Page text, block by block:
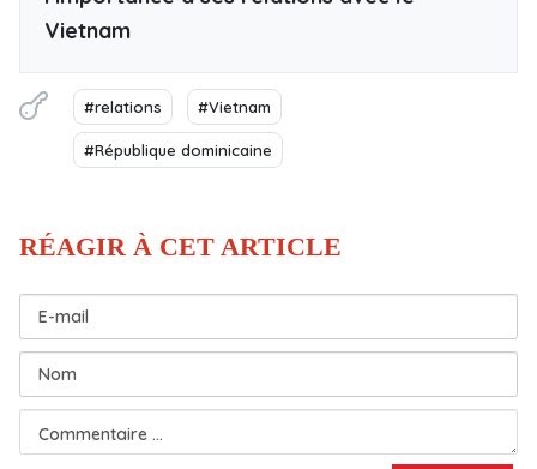
Vietnam
#relations #Vietnam
#République dominicaine